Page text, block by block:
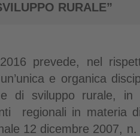
RURALE”
prevede, nel
e organica
di sviluppo rurale, in
regionali in materia
12 dicembre 2007,